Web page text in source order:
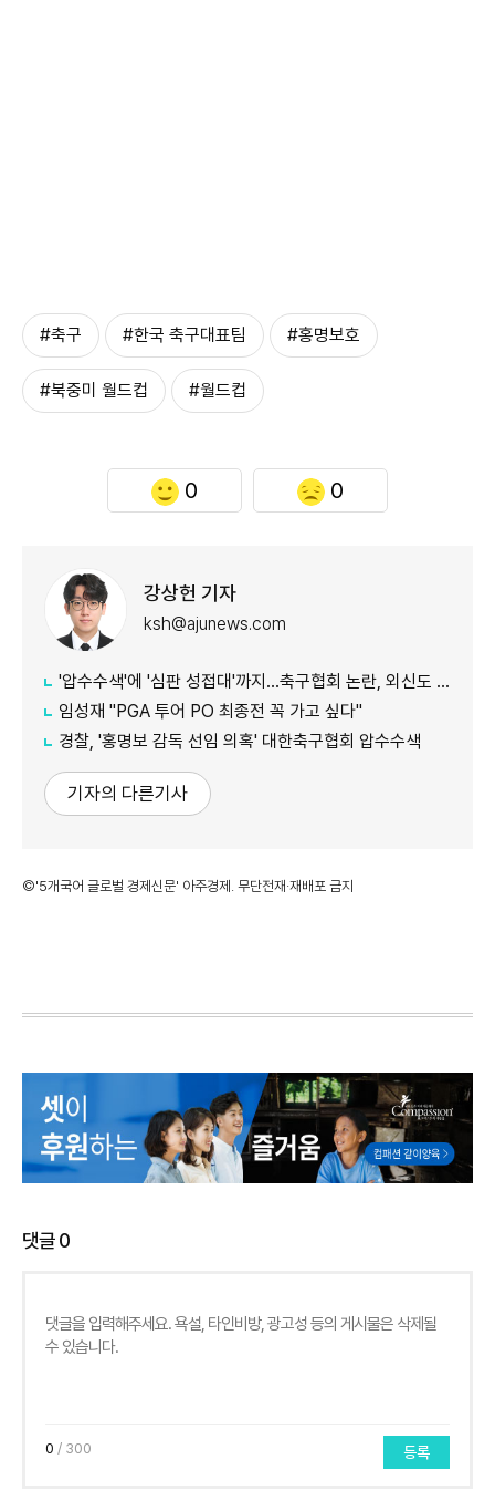
#축구 #한국 축구대표팀 #홍명보호
#북중미 월드컵 #월드컵
0 0
강상헌 기자
ksh@ajunews.com
'압수수색'에 '심판 성접대'까지…축구협회 논란, 외신도 집중 조명
임성재 "PGA 투어 PO 최종전 꼭 가고 싶다"
경찰, '홍명보 감독 선임 의혹' 대한축구협회 압수수색
기자의 다른기사
©'5개국어 글로벌 경제신문' 아주경제. 무단전재·재배포 금지
댓글0
0 / 300 등록